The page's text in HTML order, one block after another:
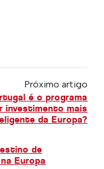
Próximo artigo
é o programa
investimento mais
da Europa?
de
Europa